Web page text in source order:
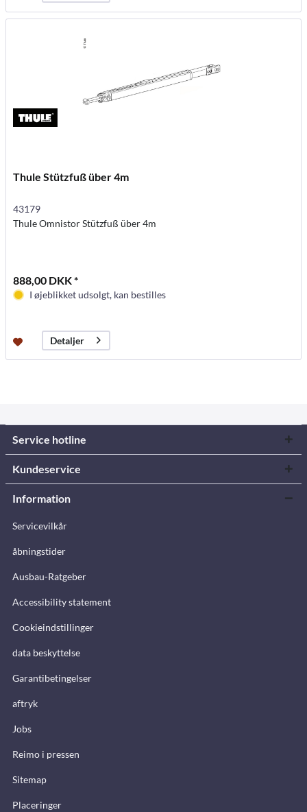
Thule Stützfuß über 4m
43179
Thule Omnistor Stützfuß über 4m
888,00 DKK *
I øjeblikket udsolgt, kan bestilles
Detaljer
Service hotline
Kundeservice
Information
Servicevilkår
åbningstider
Ausbau-Ratgeber
Accessibility statement
Cookieindstillinger
data beskyttelse
Garantibetingelser
aftryk
Jobs
Reimo i pressen
Sitemap
Placeringer